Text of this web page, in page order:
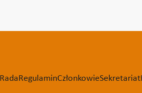
Rada RegulaminCzłonkowieSekretariat